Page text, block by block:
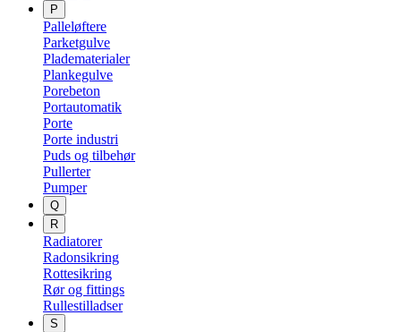
P
Palleløftere
Parketgulve
Pladematerialer
Plankegulve
Porebeton
Portautomatik
Porte
Porte industri
Puds og tilbehør
Pullerter
Pumper
Q
R
Radiatorer
Radonsikring
Rottesikring
Rør og fittings
Rullestilladser
S